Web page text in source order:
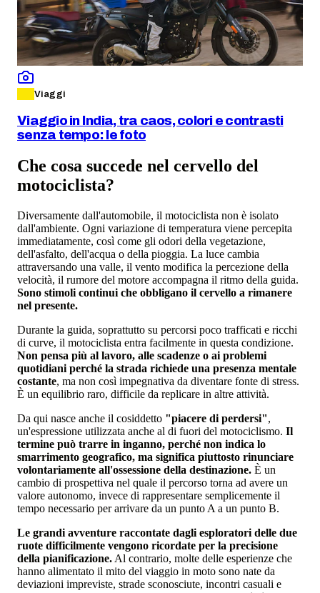
Viaggi
Viaggio in India, tra caos, colori e contrasti
senza tempo: le foto
Che cosa succede nel cervello del
motociclista?
Diversamente dall'automobile, il motociclista non è isolato
dall'ambiente. Ogni variazione di temperatura viene percepita
immediatamente, così come gli odori della vegetazione,
dell'asfalto, dell'acqua o della pioggia. La luce cambia
attraversando una valle, il vento modifica la percezione della
velocità, il rumore del motore accompagna il ritmo della guida.
Sono stimoli continui che obbligano il cervello a rimanere
nel presente.
Durante la guida, soprattutto su percorsi poco trafficati e ricchi
di curve, il motociclista entra facilmente in questa condizione.
Non pensa più al lavoro, alle scadenze o ai problemi
quotidiani perché la strada richiede una presenza mentale
costante, ma non così impegnativa da diventare fonte di stress.
È un equilibrio raro, difficile da replicare in altre attività.
Da qui nasce anche il cosiddetto "piacere di perdersi",
un'espressione utilizzata anche al di fuori del motociclismo. Il
termine può trarre in inganno, perché non indica lo
smarrimento geografico, ma significa piuttosto rinunciare
volontariamente all'ossessione della destinazione. È un
cambio di prospettiva nel quale il percorso torna ad avere un
valore autonomo, invece di rappresentare semplicemente il
tempo necessario per arrivare da un punto A a un punto B.
Le grandi avventure raccontate dagli esploratori delle due
ruote difficilmente vengono ricordate per la precisione
della pianificazione. Al contrario, molte delle esperienze che
hanno alimentato il mito del viaggio in moto sono nate da
deviazioni impreviste, strade sconosciute, incontri casuali e